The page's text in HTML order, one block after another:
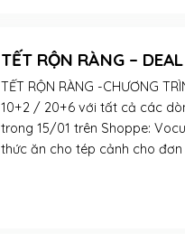
TẾT RỘN RÀNG –
TẾT RỘN RÀNG -CHƯƠNG
10+2 / 20+6 với tất cả các
trong 15/01 trên Shoppe:
thức ăn cho tép cảnh cho đơn